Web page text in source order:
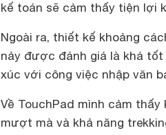
kế toán sẽ cảm thấy tiện lợi
Ngoài ra, thiết kế khoảng
nảy được đánh giá là khá
xúc với công việc nhập văn
Về TouchPad mình cảm
mượt mà và khả năng